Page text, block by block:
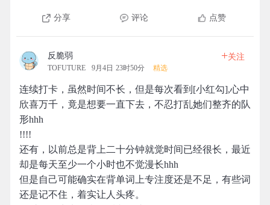
分享 评论 点赞
反脆弱
TOFUTURE 9月4日 23时50分 精选
+关注
连续打卡，虽然时间不长，但是每次看到[小红勾],心中
欣喜万千，竟是想要一直下去，不忍打乱她们整齐的队
形hhh
!!!!
还有，以前总是背上二十分钟就觉时间已经很长，最近
却是每天至少一个小时也不觉漫长hhh
但是自己可能确实在背单词上专注度还是不足，有些词
还是记不住，着实让人头疼。